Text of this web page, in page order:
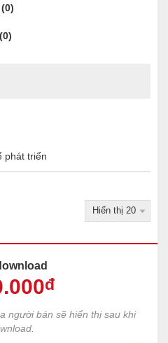
(0)
(0)
phát triển
.000đ
người bán sẽ hiển thị sau khi